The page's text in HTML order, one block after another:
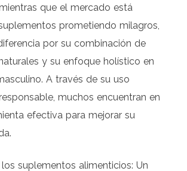
que el mercado está
prometiendo milagros,
por su combinación de
y su enfoque holístico en
A través de su uso
muchos encuentran en
efectiva para mejorar su
suplementos alimenticios: Un